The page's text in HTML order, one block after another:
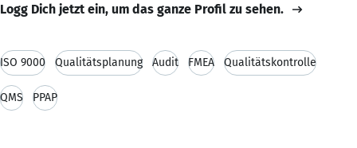
Logg Dich jetzt ein, um das ganze Profil zu sehen.
ISO 9000 Qualitätsplanung Audit FMEA Qualitätskontrolle
QMS PPAP